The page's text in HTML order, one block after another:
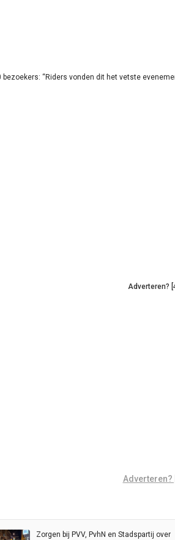
“Riders vonden dit het vetste
Adverteren?
Adverteren?
Zorgen bij PVV, PvhN en Stadspartij over